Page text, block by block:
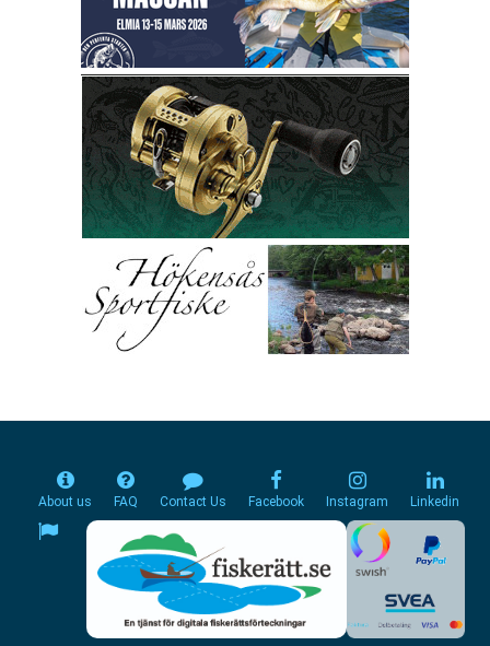
About us FAQ Contact Us Facebook Instagram Linkedin